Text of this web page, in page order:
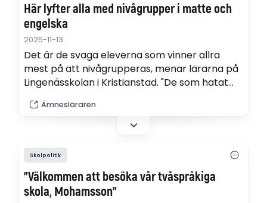
Här lyfter alla med nivågrupper i matte och
engelska
2025-11-13
Det är de svaga eleverna som vinner allra
mest på att nivågrupperas, menar lärarna på
Lingenässkolan i Kristianstad. "De som hatat
gjort något förut är aktiva, engagerade och
trivs verkligen nu", säger Madeleine Olsson.
Ämnesläraren
Skolpolitik
"Välkommen att besöka vår tvåspråkiga
skola, Mohamsson"